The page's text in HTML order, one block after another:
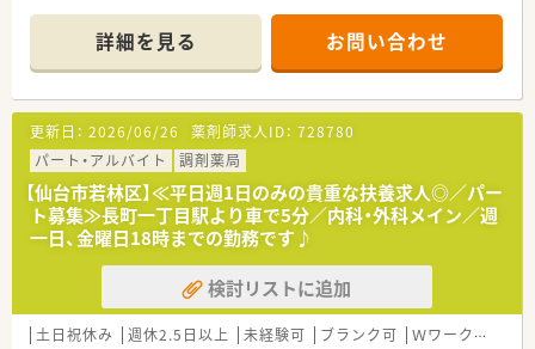
の平均枚数は60枚ほどとなっています。
■ 処方科目については内科と外科がメインであり、特定の専門
科目に偏らず幅広い知見を得られる環境です。
【募集背景と求める人物像について】
■ 週5日勤務、週休2.5日で社会保険加入が可能なパート求人で
す◎
■周囲のスタッフと協調性を持って業務に取り組める方を歓迎
します。
■ 調剤の実務経験が浅い未経験者やブランクのある方について
も相談可能です◎
【勤務実態について】
■ 残業はほとんど発生しない環境が整っているため、閉局時間
である18時には速やかに退社することが可能です。
詳細を見る お問い合わせ
更新日： 2026/06/26 薬剤師求人ID： 728780
パート・アルバイト
調剤薬局
【仙台市若林区】≪平日週1日のみの貴重な扶養求人◎／パー
ト募集≫長町一丁目駅より車で5分／内科・外科メイン／週
一日、金曜日18時までの勤務です♪
検討リストに追加
土日祝休み 週休2.5日以上 未経験可 ブランク可 Ｗワーク可